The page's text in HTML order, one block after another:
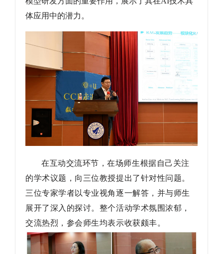
体应用中的潜力。
在互动交流环节，在场师生根据自己关注
的学术议题，向三位教授提出了针对性问题。
三位专家学者以专业视角逐一解答，并与师生
展开了深入的探讨。整个活动学术氛围浓郁，
交流热烈，参会师生均表示收获颇丰。